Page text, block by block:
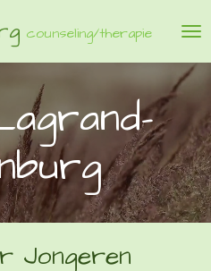
counseling/therapie
Jongeren